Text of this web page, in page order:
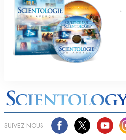
SUIVEZ-NOUS